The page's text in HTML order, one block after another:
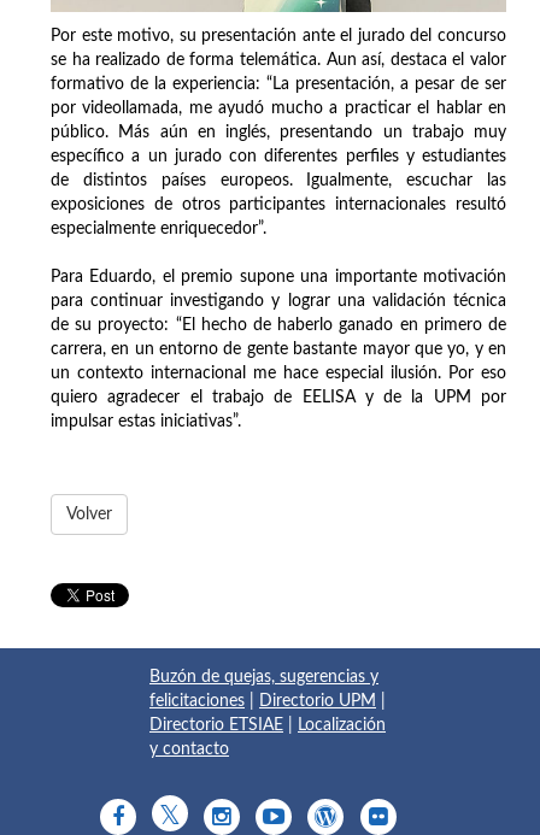
Por este motivo, su presentación ante el jurado del concurso
se ha realizado de forma telemática. Aun así, destaca el valor
formativo de la experiencia: “La presentación, a pesar de ser
por videollamada, me ayudó mucho a practicar el hablar en
público. Más aún en inglés, presentando un trabajo muy
específico a un jurado con diferentes perfiles y estudiantes
de distintos países europeos. Igualmente, escuchar las
exposiciones de otros participantes internacionales resultó
especialmente enriquecedor”.
Para Eduardo, el premio supone una importante motivación
para continuar investigando y lograr una validación técnica
de su proyecto: “El hecho de haberlo ganado en primero de
carrera, en un entorno de gente bastante mayor que yo, y en
un contexto internacional me hace especial ilusión. Por eso
quiero agradecer el trabajo de EELISA y de la UPM por
impulsar estas iniciativas”.
Volver
Buzón de quejas, sugerencias y
felicitaciones
Directorio UPM
Directorio ETSIAE
Localización
y contacto